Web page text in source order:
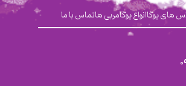
های یوگاانواع یوگامربی هاتماس با ما